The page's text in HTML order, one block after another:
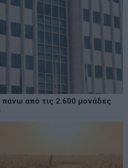
πάνω από τις 2.600 μονάδες